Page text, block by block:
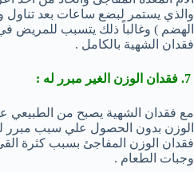
والذي يستمر لبضع ساعات بعد تناول
الهضم ) وغالباً ذلك يتسبب للمريض
فقدان الشهية بالكامل .
مع فقدان الشهية يصبح من الطبيعي
الوزن بدون الحصول علي سبب مبرر
فقدان الوزن المفاجئ بسبب كثرة
وجبات الطعام .